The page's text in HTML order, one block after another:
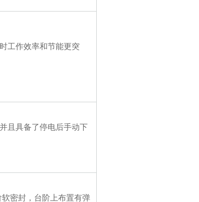
工作效率和节能更突
且具备了停电后手动下
密封，台阶上布置有弹